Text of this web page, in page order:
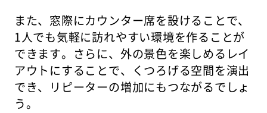
また、窓際にカウンター席を設けることで、
1人でも気軽に訪れやすい環境を作ることが
できます。さらに、外の景色を楽しめるレイ
アウトにすることで、くつろげる空間を演出
でき、リピーターの増加にもつながるでしょ
う。